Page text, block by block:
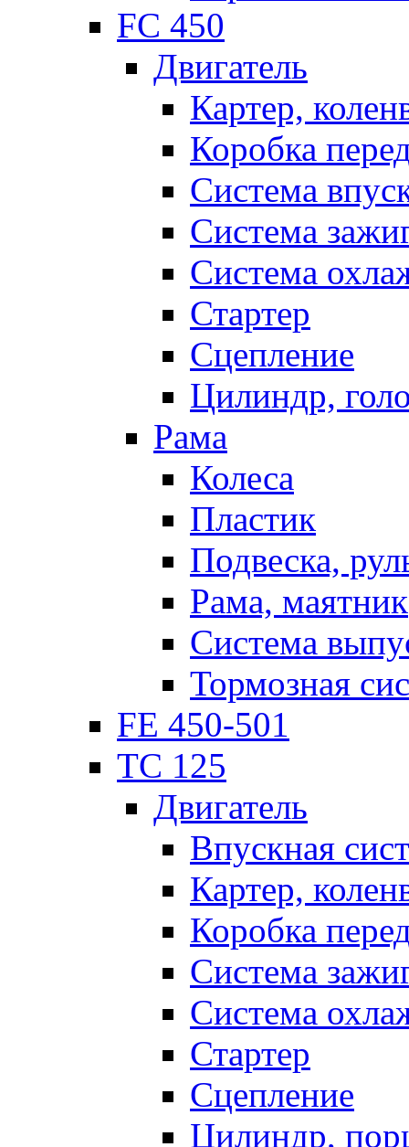
FC 450
Двигатель
Картер,
Коробка
Система
Система
Система
Стартер
Сцепление
Цилиндр,
Рама
Колеса
Пластик
Подвеска,
Рама, маятник
Система
Тормозная
FE 450-501
TC 125
Двигатель
Впускная
Картер,
Коробка
Система
Система
Стартер
Сцепление
Цилиндр,